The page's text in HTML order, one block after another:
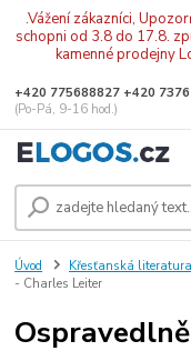
.Vážení zákazníci,
schopni od 3.8 do 17.8.
kamenné prodejny
+420 775688827 +420
(Po-Pá, 9-16 hod.)
Úvod Křesťanská literatura
- Charles Leiter